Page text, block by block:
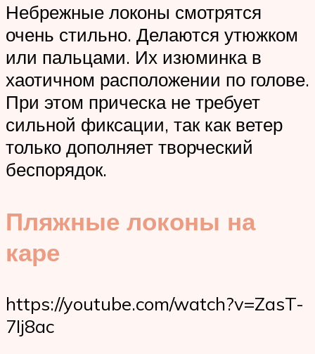
Небрежные локоны смотрятся
очень стильно. Делаются утюжком
или пальцами. Их изюминка в
хаотичном расположении по голове.
При этом прическа не требует
сильной фиксации, так как ветер
только дополняет творческий
беспорядок.
Пляжные локоны на
каре
https://youtube.com/watch?v=ZasT-
7Ij8ac